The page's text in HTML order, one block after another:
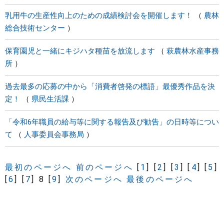
乳用牛の生産性向上のための成績検討会を開催します！
農林
総合技術センター
保育園児と一緒にキジハタ種苗を放流します
萩農林水産事務
所
過去最多の応募の中から「消費者啓発の標語」最優秀作品を決
定！
県民生活課
「令和6年職員の給与等に関する報告及び勧告」の日時等につい
て
人事委員会事務局
最初のページへ 前のページへ [ 1] [2] [3] [ 4] [ 5 ]
[6] [ 7] 8 [9] 次のページへ 最後のページへ